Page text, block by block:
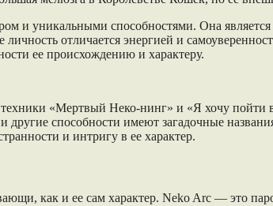
и уникальными способностями. Она
отличается энергией и
ее происхождению и характеру.
«Мертвый Неко-нинг» и «Я хочу
другие способности имеют загадочные
и интригу в ее характер.
как и ее сам характер. Neko Arc — это